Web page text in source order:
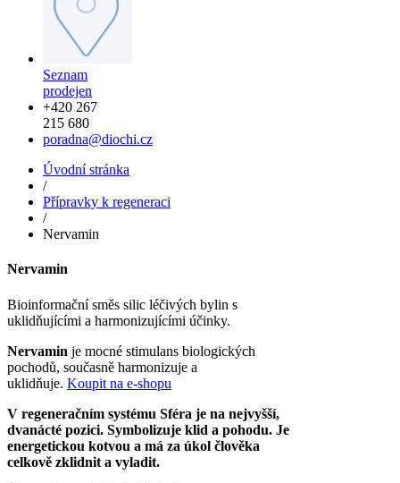
Seznam
prodejen
+420 267
215 680
poradna@diochi.cz
Úvodní stránka
/
Přípravky k regeneraci
/
Nervamin
Nervamin
Bioinformační směs silic léčivých bylin s
uklidňujícími a harmonizujícími účinky.
Nervamin je mocné stimulans biologických
pochodů, současně harmonizuje a
uklidňuje. Koupit na e-shopu
V regeneračním systému Sféra je na nejvyšší,
dvanácté pozici. Symbolizuje klid a pohodu. Je
energetickou kotvou a má za úkol člověka
celkově zklidnit a vyladit.